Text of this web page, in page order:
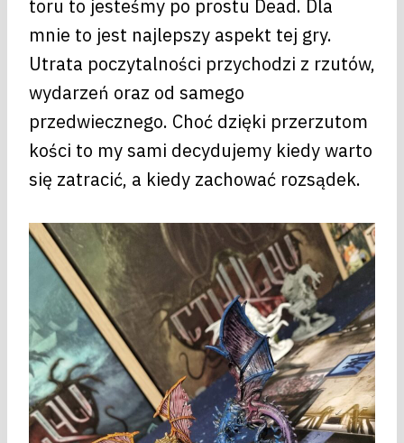
toru to jesteśmy po prostu Dead. Dla
mnie to jest najlepszy aspekt tej gry.
Utrata poczytalności przychodzi z rzutów,
wydarzeń oraz od samego
przedwiecznego. Choć dzięki przerzutom
kości to my sami decydujemy kiedy warto
się zatracić, a kiedy zachować rozsądek.